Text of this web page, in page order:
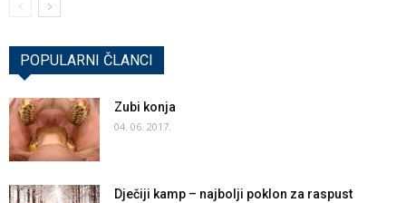
POPULARNI ČLANCI
Zubi konja
04. 06. 2017.
Dječiji kamp – najbolji poklon za raspust